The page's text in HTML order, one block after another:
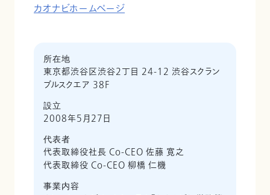
カオナビホームページ
所在地
東京都渋谷区渋谷2丁目 24-12 渋谷スクラン
ブルスクエア 38F
設立
2008年5月27日
代表者
代表取締役社長 Co-CEO 佐藤 寛之
代表取締役 Co-CEO 柳橋 仁機
事業内容